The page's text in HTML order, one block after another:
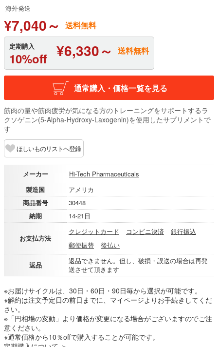
海外発送
¥7,040～ 送料無料
定期購入
10%off ¥6,330～ 送料無料
通常購入・価格一覧を見る
筋肉の量や筋肉疲労が気になる方のトレーニングをサポートするラ
クソゲニン(5-Alpha-Hydroxy-Laxogenin)を使用したサプリメントで
す
ほしいものリストへ登録
メーカー
Hi-Tech Pharmaceuticals
製造国
アメリカ
商品番号
30448
納期
14-21日
お支払方法
クレジットカード コンビニ決済
銀行振込
郵便振替
後払い
返品
返品できません。但し、破損・誤送の場合は再発
送させて頂きます
※お届けサイクルは、30日・60日・90日毎から選択が可能です。
※解約は注文予定日の前日までに、マイページよりお手続きしてくだ
さい。
※「円相場の変動」より価格が変更になる場合がございますのでご注
意ください。
※通常価格から10％offで購入することが可能です。